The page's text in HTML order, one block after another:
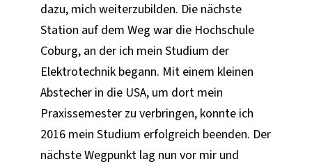
dazu, mich weiterzubilden. Die nächste
Station auf dem Weg war die Hochschule
Coburg, an der ich mein Studium der
Elektrotechnik begann. Mit einem kleinen
Abstecher in die USA, um dort mein
Praxissemester zu verbringen, konnte ich
2016 mein Studium erfolgreich beenden. Der
nächste Wegpunkt lag nun vor mir und